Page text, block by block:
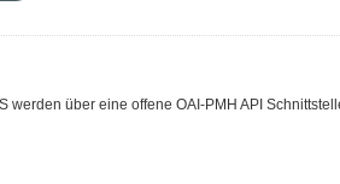
über eine offene OAI-PMH API